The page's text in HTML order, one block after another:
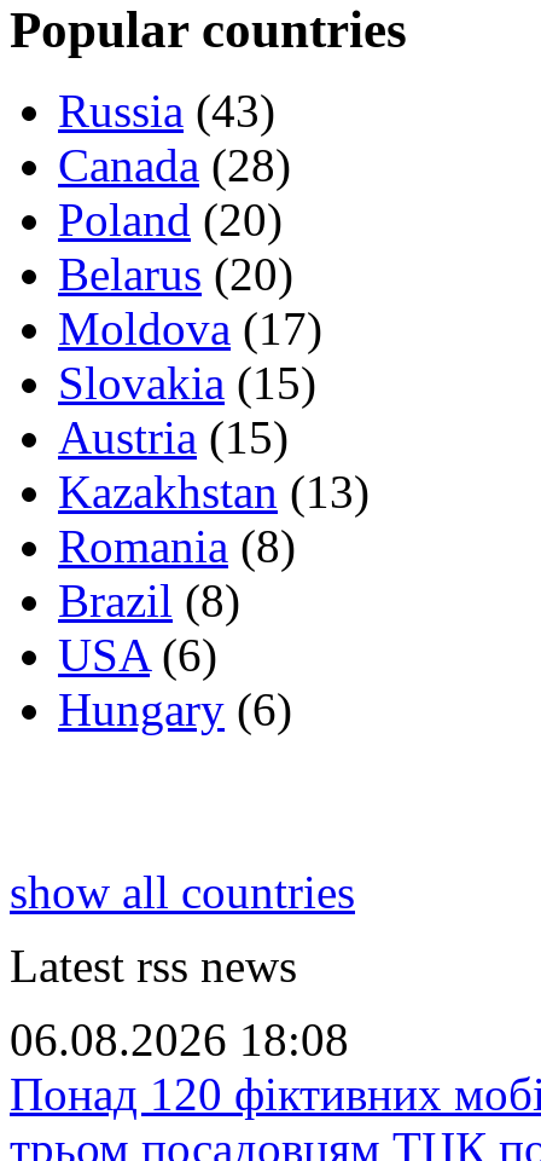
Popular countries
Russia (43)
Canada (28)
Poland (20)
Belarus (20)
Moldova (17)
Slovakia (15)
Austria (15)
Kazakhstan (13)
Romania (8)
Brazil (8)
USA(6)
Hungary (6)
show all countries
Latest rss news
06.08.2026 18:08
Понад 120 фіктивних
трьом посадовцям ТЦК